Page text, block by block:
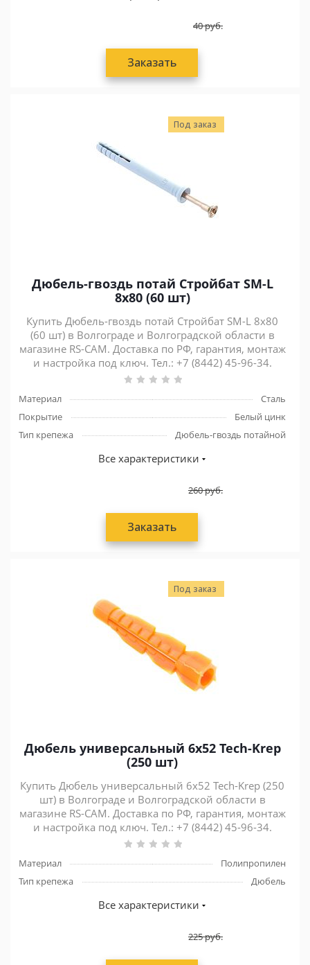
40руб.
Заказать
Под заказ
Дюбель-гвоздь потай Стройбат SM-L
8х80 (60 шт)
Купить Дюбель-гвоздь потай Стройбат SM-L 8х80
(60 шт) в Волгограде и Волгоградской области в
магазине RS-CAM. Доставка по РФ, гарантия, монтаж
и настройка под ключ. Тел.: +7 (8442) 45-96-34.
Материал
Сталь
Покрытие
Белый цинк
Тип крепежа
Дюбель-гвоздь потайной
Все характеристики
260руб.
Заказать
Под заказ
Дюбель универсальный 6х52 Tech-Krep
(250 шт)
Купить Дюбель универсальный 6х52 Tech-Krep (250
шт) в Волгограде и Волгоградской области в
магазине RS-CAM. Доставка по РФ, гарантия, монтаж
и настройка под ключ. Тел.: +7 (8442) 45-96-34.
Материал
Полипропилен
Тип крепежа
Дюбель
Все характеристики
225руб.